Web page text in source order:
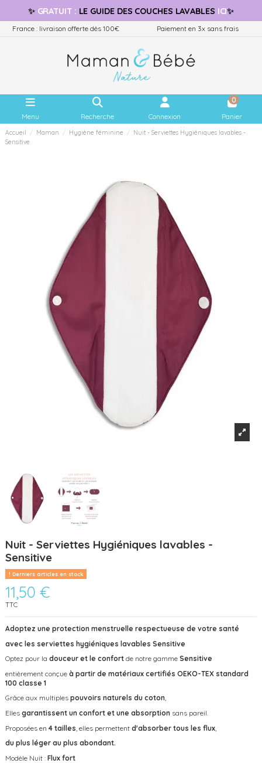
✨ GRATUIT: LE GUIDE DES COUCHES LAVABLES ICI✨
France : livraison offerte dès 100€ Paiement en 3x sans frais
Menu Recherche Connexion
0
Panier
Accueil Maman Hygiène féminine
Nuit - Serviettes Hygiéniques lavables -
Sensitive
Nuit - Serviettes Hygiéniques lavables -
Sensitive
Derniers articles en stock
11,50 €
TTC
Adoptez une protection menstruelle respectueuse de votre santé
avec les serviettes hygiéniques lavables Sensitive
Optez pour la douceur et le confort de notre gamme Sensitive
entièrement conçue à partir de matériaux certifiés OEKO-TEX standard
100 classe 1
Grâce aux multiples pouvoirs naturels du coton,
Elles garantissent un confort et une absorption sans pareil.
Proposées en 4 tailles , elles permettent d'absorber tous les flux
du plus léger au plus abondant.
Modèle Nuit : Flux fort